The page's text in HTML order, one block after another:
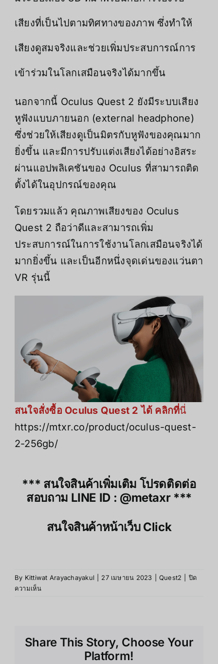
เสียงที่เป็นไปตามทิศทางของภาพ ซึ่งทำให้
เสียงดูสมจริงและช่วยเพิ่มประสบการณ์การ
เข้าร่วมในโลกเสมือนจริงได้มากขึ้น
นอกจากนี้ Oculus Quest 2 ยังมีระบบเสียง
หูฟังแบบภายนอก (external headphone)
ซึ่งช่วยให้เสียงดูเป็นมิตรกับหูฟังของคุณมาก
ยิ่งขึ้น และมีการปรับแต่งเสียงได้อย่างอิสระ
ผ่านแอปพลิเคชันของ Oculus ที่สามารถติด
ตั้งได้ในอุปกรณ์ของคุณ
โดยรวมแล้ว คุณภาพเสียงของ Oculus
Quest 2 ถือว่าดีและสามารถเพิ่ม
ประสบการณ์ในการใช้งานโลกเสมือนจริงได้
มากยิ่งขึ้น และเป็นอีกหนึ่งจุดเด่นของแว่นตา
VR รุ่นนี้
สนใจสั่งซื้อ Oculus Quest 2 ได้ คลิกที่นี่
https://mtxr.co/product/oculus-quest-
2-256gb/
*** สนใจสินค้าเพิ่มเติม โปรดติดต่อ
สอบถาม LINE ID : @metaxr***
สนใจสินค้าหน้าเว็บ Click
By Kittiwat Arayachayakul 27 เมษายน 2023 Quest2
ปิด
ความเห็นบน
ทาง
Share This Story, Choose Your
Platform!